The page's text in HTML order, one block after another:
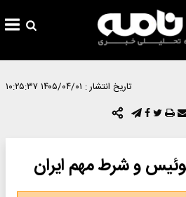
تاریخ انتشار : ۱۴۰۵/۰۴/۰۱ ۱۰:۲۵:۳۷
و شرط مهم ایران